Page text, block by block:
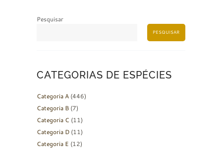
Pesquisar
PESQUISAR
CATEGORIAS DE ESPÉCIES
Categoria A (446)
Categoria B (7)
Categoria C (11)
Categoria D (11)
Categoria E (12)